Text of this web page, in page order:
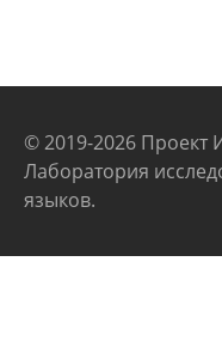
© 2019-2026 Проект
Лаборатория
языков.